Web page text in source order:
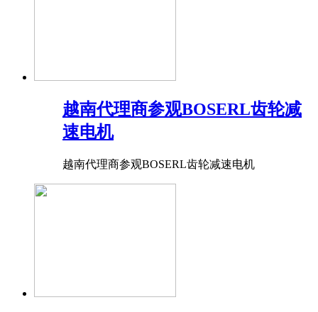
越南代理商参观BOSERL齿轮减
速电机
越南代理商参观BOSERL齿轮减速电机